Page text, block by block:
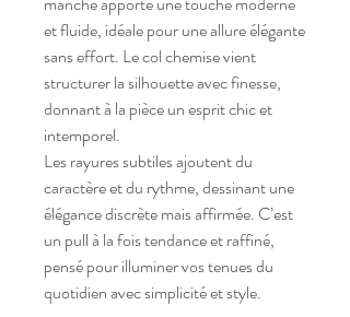
et fluide, idéale pour une allure élégante
sans effort. Le col chemise vient
structurer la silhouette avec finesse,
donnant à la pièce un esprit chic et
intemporel.
Les rayures subtiles ajoutent du
caractère et du rythme, dessinant une
élégance discrète mais affirmée. C’est
un pull à la fois tendance et raffiné,
pensé pour illuminer vos tenues du
quotidien avec simplicité et style.